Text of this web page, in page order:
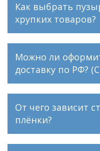
Как выбрать
хрупких товаров?
Можно ли
доставку по РФ?
От чего зависит
плёнки?